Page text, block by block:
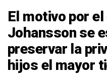
El motivo por
Johansson se
preservar la
hijos el mayor